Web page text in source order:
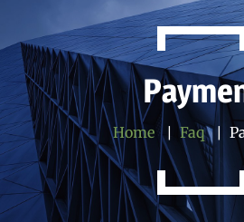
Home Faq